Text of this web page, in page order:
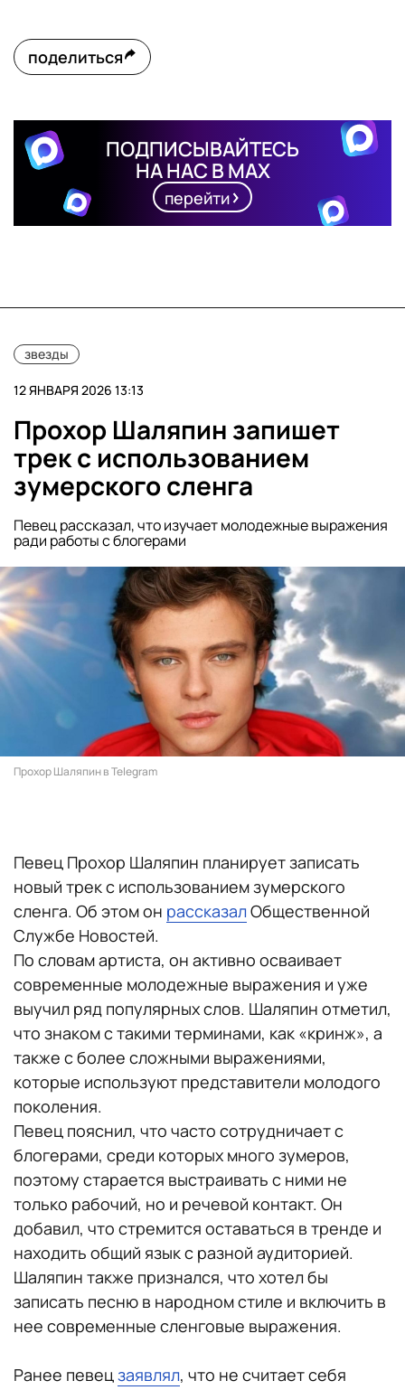
поделиться
ПОДПИСЫВАЙТЕСЬ
НА НАС В MAX
перейти
звезды
12 ЯНВАРЯ 2026 13:13
Прохор Шаляпин запишет
трек с использованием
зумерского сленга
Певец рассказал, что изучает молодежные выражения
ради работы с блогерами
Прохор Шаляпин в Telegram
Певец Прохор Шаляпин планирует записать
новый трек с использованием зумерского
сленга. Об этом он рассказалОбщественной
Службе Новостей.
По словам артиста, он активно осваивает
современные молодежные выражения и уже
выучил ряд популярных слов. Шаляпин отметил,
что знаком с такими терминами, как «кринж», а
также с более сложными выражениями,
которые используют представители молодого
поколения.
Певец пояснил, что часто сотрудничает с
блогерами, среди которых много зумеров,
поэтому старается выстраивать с ними не
только рабочий, но и речевой контакт. Он
добавил, что стремится оставаться в тренде и
находить общий язык с разной аудиторией.
Шаляпин также признался, что хотел бы
записать песню в народном стиле и включить в
нее современные сленговые выражения.
Ранее певецзаявлял, что не считает себя